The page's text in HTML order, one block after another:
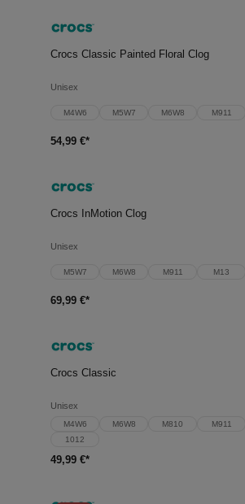
Crocs Classic Painted Floral Clog
Unisex
M4W6 M5W7 M6W8 M911
54,99 €*
Crocs InMotion Clog
Unisex
M5W7 M6W8 M911 M13
69,99 €*
Crocs Classic
Unisex
M4W6 M6W8 M810
M911
1012
49,99 €*